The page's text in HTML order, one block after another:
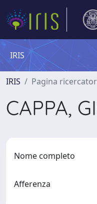
IRIS
IRIS Pagina
CAPPA,
Nome completo
Afferenza